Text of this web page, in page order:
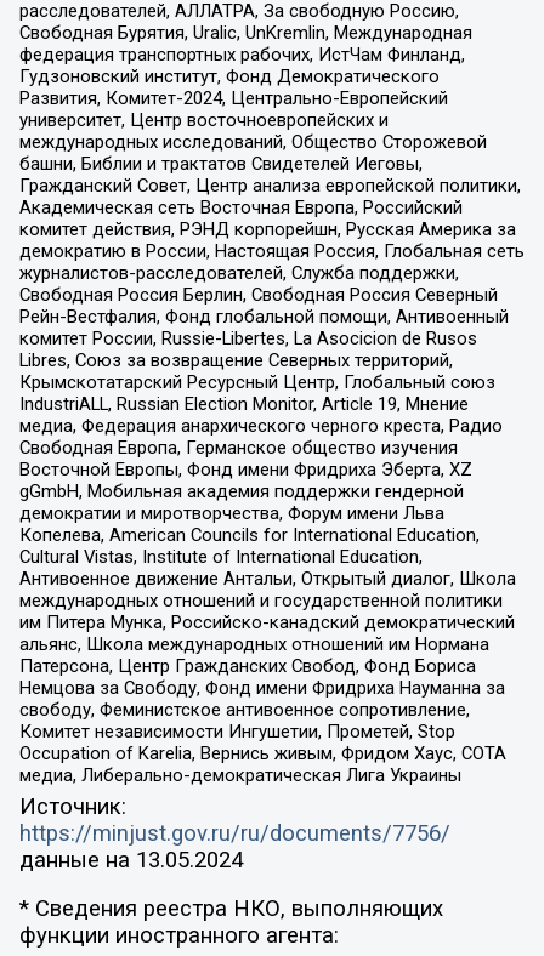
расследователей, АЛЛАТРА, За свободную Россию,
Свободная Бурятия, Uralic, UnKremlin, Международная
федерация транспортных рабочих, ИстЧам Финланд,
Гудзоновский институт, Фонд Демократического
Развития, Комитет-2024, Центрально-Европейский
университет, Центр восточноевропейских и
международных исследований, Общество Сторожевой
башни, Библии и трактатов Свидетелей Иеговы,
Гражданский Совет, Центр анализа европейской политики,
Академическая сеть Восточная Европа, Российский
комитет действия, РЭНД корпорейшн, Русская Америка за
демократию в России, Настоящая Россия, Глобальная сеть
журналистов-расследователей, Служба поддержки,
Свободная Россия Берлин, Свободная Россия Северный
Рейн-Вестфалия, Фонд глобальной помощи, Антивоенный
комитет России, Russie-Libertes, La Asocicion de Rusos
Libres, Союз за возвращение Северных территорий,
Крымскотатарский Ресурсный Центр, Глобальный союз
IndustriALL, Russian Election Monitor, Article 19, Мнение
медиа, Федерация анархического черного креста, Радио
Свободная Европа, Германское общество изучения
Восточной Европы, Фонд имени Фридриха Эберта, XZ
gGmbH, Мобильная академия поддержки гендерной
демократии и миротворчества, Форум имени Льва
Копелева, American Councils for International Education,
Cultural Vistas, Institute of International Education,
Антивоенное движение Антальи, Открытый диалог, Школа
международных отношений и государственной политики
им Питера Мунка, Российско-канадский демократический
альянс, Школа международных отношений им Нормана
Патерсона, Центр Гражданских Свобод, Фонд Бориса
Немцова за Свободу, Фонд имени Фридриха Науманна за
свободу, Феминистское антивоенное сопротивление,
Комитет независимости Ингушетии, Прометей, Stop
Occupation of Karelia, Вернись живым, Фридом Хаус, СОТА
медиа, Либерально-демократическая Лига Украины
Источник:
https://minjust.gov.ru/ru/documents/7756/
данные на 13.05.2024
* Сведения реестра НКО, выполняющих
функции иностранного агента: